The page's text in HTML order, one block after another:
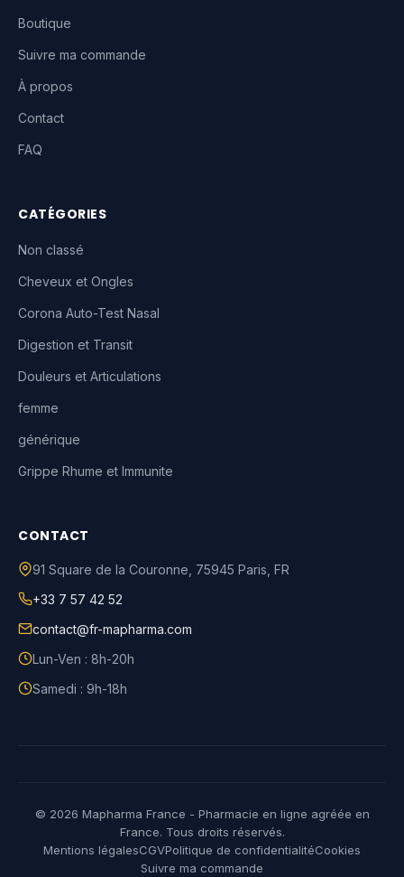
Boutique
Suivre ma commande
À propos
Contact
FAQ
CATÉGORIES
Non classé
Cheveux et Ongles
Corona Auto-Test Nasal
Digestion et Transit
Douleurs et Articulations
femme
générique
Grippe Rhume et Immunite
CONTACT
91 Square de la Couronne 75945 Paris FR
+33 7 57 42 52
contact@fr-mapharma.com
Lun-Ven : 8h-20h
Samedi : 9h-18h
© 2026 Mapharma France - Pharmacie en ligne agréée en
France. Tous droits réservés.
Mentions légalesCGVPolitique de confidentialitéCookies
Suivre ma commande